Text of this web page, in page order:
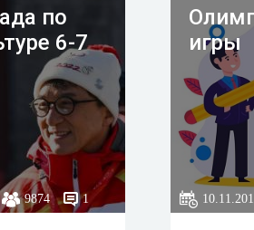
по
6-7
9874 1
игры